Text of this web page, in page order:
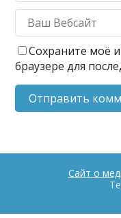
Сохраните моё
браузере для
Сайт о